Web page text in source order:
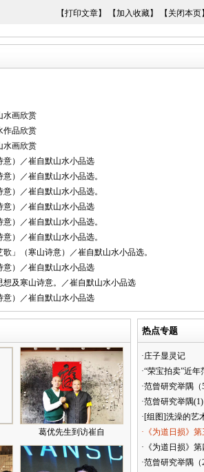
【打印文章】
【加入收藏】 【关闭本页
水画欣赏
作品欣赏
水画欣赏
意）／崔自默山水小品选
）／崔自默山水小品选。
）／崔自默山水小品选。
意）／崔自默山水小品选
）／崔自默山水小品选。
）／崔自默山水小品选。
」（寒山诗意）／崔自默山水小品选。
意）／崔自默山水小品选
想及寒山诗意。／崔自默山水小品选
意）／崔自默山水小品选
葛优先生到访崔自
热点专题
·庄子显灵记
·“荣宝拍卖”近
·范曾研究举隅（
·范曾研究举隅(1)
·[组图]洗澡的艺
·《为道日损》
·《为道日损》
·范曾研究举隅（